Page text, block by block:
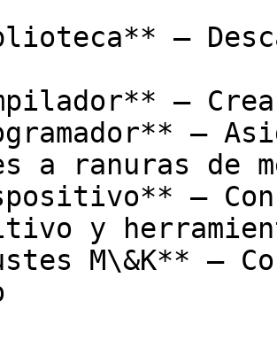
–
–
–
a ranuras de
–
y
M\&K** –